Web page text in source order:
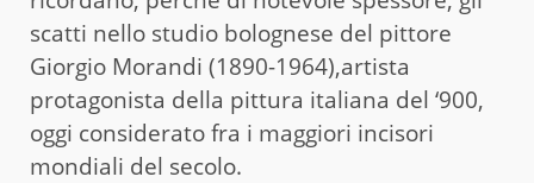
scatti nello studio bolognese del pittore
Giorgio Morandi (1890-1964),artista
protagonista della pittura italiana del ‘900,
oggi considerato fra i maggiori incisori
mondiali del secolo.